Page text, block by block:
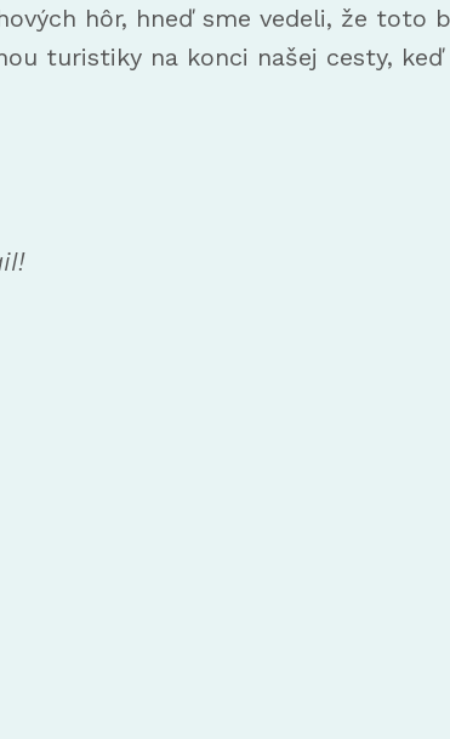
hôr, hneď sme vedeli, že toto
turistiky na konci našej cesty,